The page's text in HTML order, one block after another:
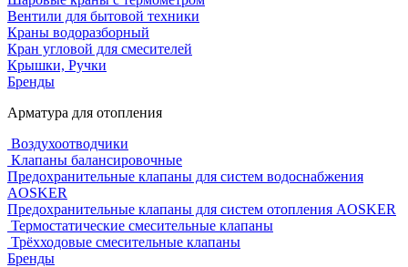
Вентили для бытовой техники
Краны водоразборный
Кран угловой для смесителей
Крышки, Ручки
Бренды
Арматура для отопления
Воздухоотводчики
Клапаны балансировочные
Предохранительные клапаны для систем водоснабжения
AOSKER
Предохранительные клапаны для систем отопления AOSKER
Термостатические смесительные клапаны
Трёхходовые смесительные клапаны
Бренды